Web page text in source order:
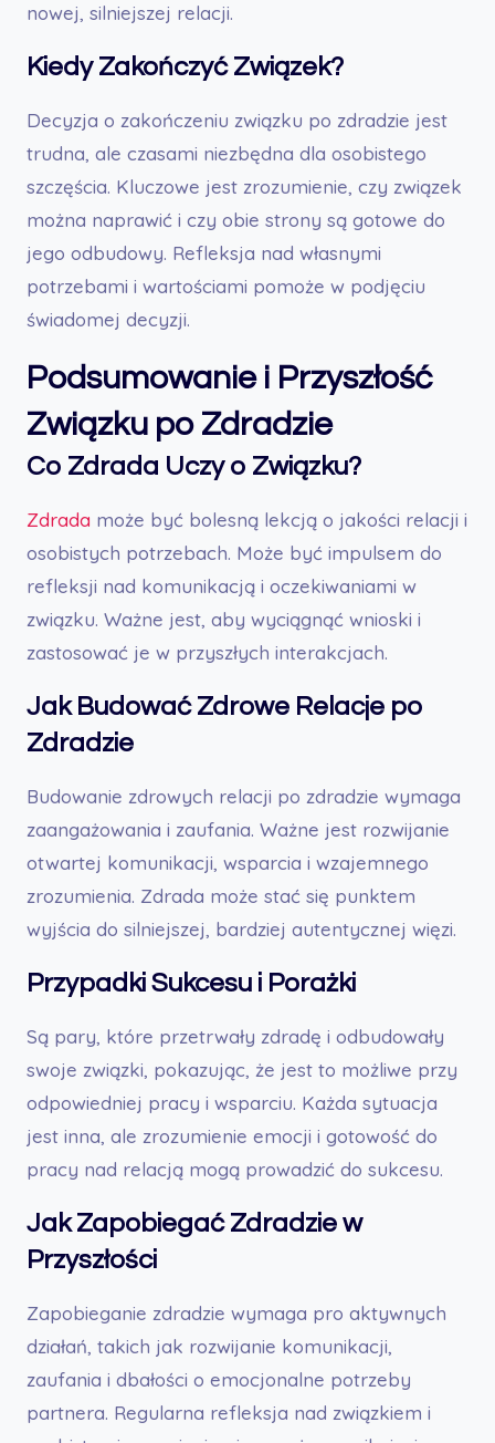
nowej, silniejszej relacji.
Kiedy Zakończyć Związek?
Decyzja o zakończeniu związku po zdradzie jest
trudna, ale czasami niezbędna dla osobistego
szczęścia. Kluczowe jest zrozumienie, czy związek
można naprawić i czy obie strony są gotowe do
jego odbudowy. Refleksja nad własnymi
potrzebami i wartościami pomoże w podjęciu
świadomej decyzji.
Podsumowanie i Przyszłość
Związku po Zdradzie
Co Zdrada Uczy o Związku?
Zdrada może być bolesną lekcją o jakości relacji i
osobistych potrzebach. Może być impulsem do
refleksji nad komunikacją i oczekiwaniami w
związku. Ważne jest, aby wyciągnąć wnioski i
zastosować je w przyszłych interakcjach.
Jak Budować Zdrowe Relacje po
Zdradzie
Budowanie zdrowych relacji po zdradzie wymaga
zaangażowania i zaufania. Ważne jest rozwijanie
otwartej komunikacji, wsparcia i wzajemnego
zrozumienia. Zdrada może stać się punktem
wyjścia do silniejszej, bardziej autentycznej więzi.
Przypadki Sukcesu i Porażki
Są pary, które przetrwały zdradę i odbudowały
swoje związki, pokazując, że jest to możliwe przy
odpowiedniej pracy i wsparciu. Każda sytuacja
jest inna, ale zrozumienie emocji i gotowość do
pracy nad relacją mogą prowadzić do sukcesu.
Jak Zapobiegać Zdradzie w
Przyszłości
Zapobieganie zdradzie wymaga pro aktywnych
działań, takich jak rozwijanie komunikacji,
zaufania i dbałości o emocjonalne potrzeby
partnera. Regularna refleksja nad związkiem i